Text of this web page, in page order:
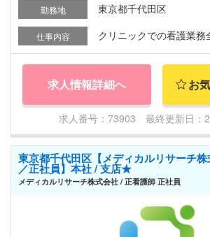
勤務地 東京都千代田区
仕事内容 クリニックでの看護業務
求人情報詳細へ お
求人番号：73903 最終更新日：
東京都千代田区【メディカルリサーチ
／正社員】本社 / 支店★
メディカルリサーチ株式会社 / 正看護師 正社員